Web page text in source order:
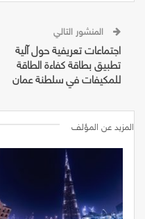
اجتماعات تعريفية حول آلية
تطبيق بطاقة كفاءة الطاقة
للمكيفات في سلطنة عمان
المزيد عن المؤلف